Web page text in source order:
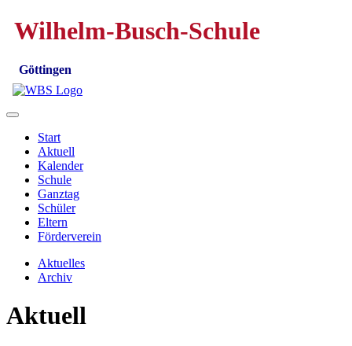
Wilhelm-Busch-Schule
Göttingen
Start
Aktuell
Kalender
Schule
Ganztag
Schüler
Eltern
Förderverein
Aktuelles
Archiv
Aktuell